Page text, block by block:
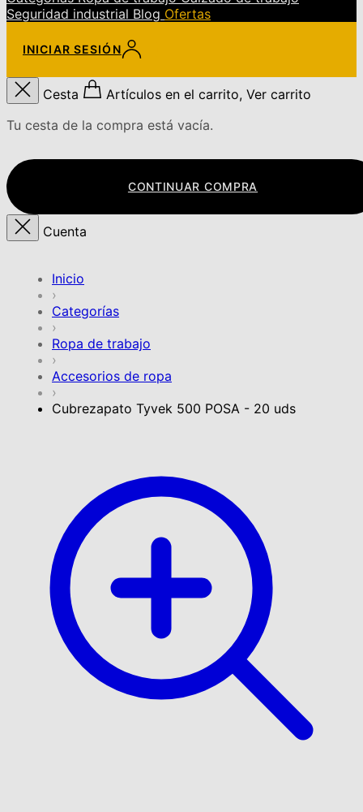
Seguridad industrial Blog Ofertas
INICIAR SESIÓN
Cesta
Artículos en el carrito, Ver carrito
Tu cesta de la compra está vacía.
CONTINUAR COMPRA
Cuenta
Inicio
›
Categorías
›
Ropa de trabajo
›
Accesorios de ropa
›
Cubrezapato Tyvek 500 POSA - 20 uds